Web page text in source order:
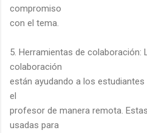
compromiso
con el tema.
5. Herramientas de colaboración:
colaboración
están ayudando a los
el
profesor de manera remota.
usadas para